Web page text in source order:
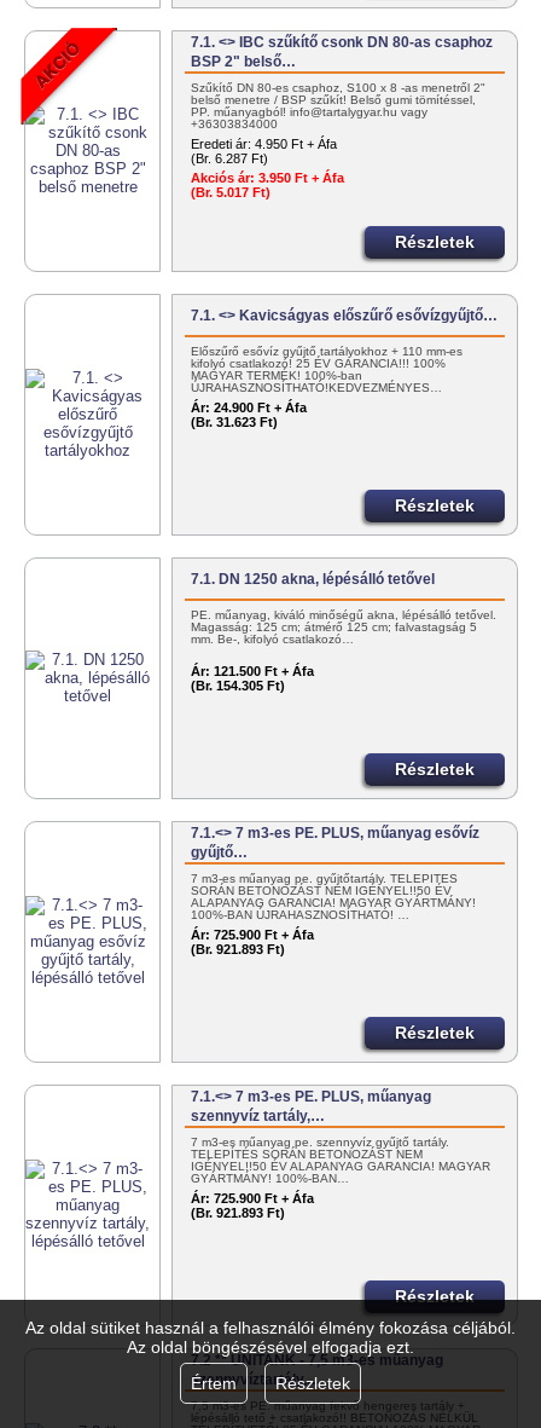
Az oldal sütiket használ a felhasználói élmény fokozása céljából.
Az oldal böngészésével elfogadja ezt.
Értem
Részletek
7.1. <> IBC szűkítő csonk DN 80-as csaphoz
BSP 2" belső…
Szűkítő DN 80-es csaphoz, S100 x 8 -as menetről 2"
belső menetre / BSP szűkít! Belső gumi tömítéssel,
PP. műanyagból! info@tartalygyar.hu vagy
+36303834000
Eredeti ár: 4.950 Ft + Áfa
(Br. 6.287 Ft)
Akciós ár: 3.950 Ft + Áfa
(Br. 5.017 Ft)
Részletek
7.1. <> Kavicságyas előszűrő esővízgyűjtő…
Előszűrő esővíz gyűjtő tartályokhoz + 110 mm-es
kifolyó csatlakozó! 25 ÉV GARANCIA!!! 100%
MAGYAR TERMÉK! 100%-ban
ÚJRAHASZNOSÍTHATÓ!KEDVEZMÉNYES…
Ár: 24.900 Ft + Áfa
(Br. 31.623 Ft)
Részletek
7.1. DN 1250 akna, lépésálló tetővel
PE. műanyag, kiváló minőségű akna, lépésálló tetővel.
Magasság: 125 cm; átmérő 125 cm; falvastagság 5
mm. Be-, kifolyó csatlakozó…
Ár: 121.500 Ft + Áfa
(Br. 154.305 Ft)
Részletek
7.1.<> 7 m3-es PE. PLUS, műanyag esővíz
gyűjtő…
7 m3-es műanyag pe. gyűjtőtartály. TELEPÍTÉS
SORÁN BETONOZÁST NEM IGÉNYEL!!50 ÉV
ALAPANYAG GARANCIA! MAGYAR GYÁRTMÁNY!
100%-BAN ÚJRAHASZNOSÍTHATÓ! …
Ár: 725.900 Ft + Áfa
(Br. 921.893 Ft)
Részletek
7.1.<> 7 m3-es PE. PLUS, műanyag
szennyvíz tartály,…
7 m3-es műanyag pe. szennyvíz gyűjtő tartály.
TELEPÍTÉS SORÁN BETONOZÁST NEM
IGÉNYEL!!50 ÉV ALAPANYAG GARANCIA! MAGYAR
GYÁRTMÁNY! 100%-BAN…
Ár: 725.900 Ft + Áfa
(Br. 921.893 Ft)
Részletek
7.2 ** UNITANK - 7,5 m3-es műanyag
szennyvíztartály,…
7,5 m3-es PE. műanyag fekvő hengeres tartály +
lépésálló tető + csatlakozó!! BETONOZÁS NÉLKÜL